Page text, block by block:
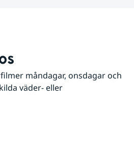
måndagar, onsdagar och
väder- eller